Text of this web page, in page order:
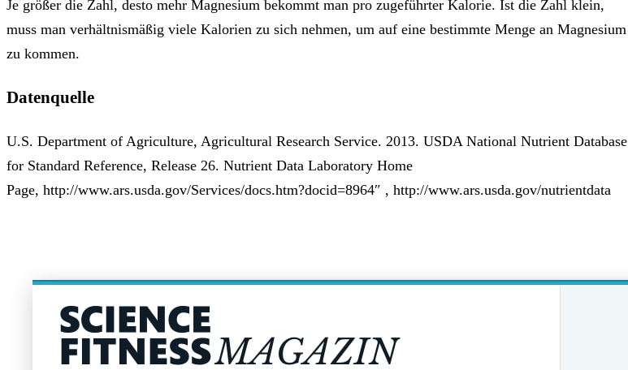
Je größer die Zahl, desto mehr Magnesium bekommt man pro zugeführter Kalorie. Ist die Zahl klein,
muss man verhältnismäßig viele Kalorien zu sich nehmen, um auf eine bestimmte Menge an Magnesium
zu kommen.
Datenquelle
U.S. Department of Agriculture, Agricultural Research Service. 2013. USDA National Nutrient Database
for Standard Reference, Release 26. Nutrient Data Laboratory Home
Page, http://www.ars.usda.gov/Services/docs.htm?docid=8964″ , http://www.ars.usda.gov/nutrientdata